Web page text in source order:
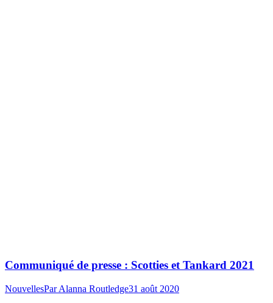
Communiqué de presse : Scotties et Tankard 2021
NouvellesParAlanna Routledge31 août 2020